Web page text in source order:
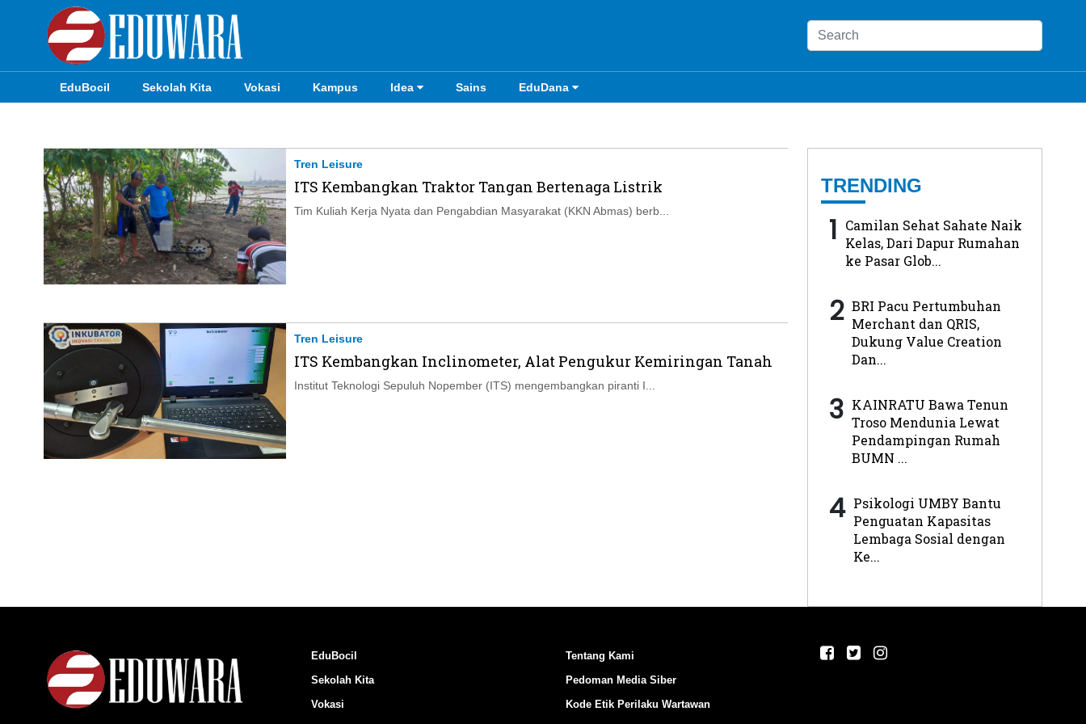
EduBocil Sekolah Kita Vokasi Kampus Idea Sains EduDana
Sekolah Kita
Vokasi
Kampus
Idea
Sains
Ikuti Kami di:
Tren Leisure
ITS Kembangkan Traktor Tangan Bertenaga Listrik
Tim Kuliah Kerja Nyata dan Pengabdian Masyarakat (KKN Abmas) berb...
Tren Leisure
ITS Kembangkan Inclinometer, Alat Pengukur Kemiringan Tanah
Institut Teknologi Sepuluh Nopember (ITS) mengembangkan piranti I...
TRENDING
1 Camilan Sehat Sahate Naik
Kelas, Dari Dapur Rumahan
ke Pasar Glob...
2 BRI Pacu Pertumbuhan
Merchant dan QRIS,
Dukung Value Creation
Dan...
3 KAINRATU Bawa Tenun
Troso Mendunia Lewat
Pendampingan Rumah
BUMN ...
4 Psikologi UMBY Bantu
Penguatan Kapasitas
Lembaga Sosial dengan
Ke...
EduBocil
Sekolah Kita
Vokasi
Tentang Kami
Pedoman Media Siber
Kode Etik Perilaku Wartawan